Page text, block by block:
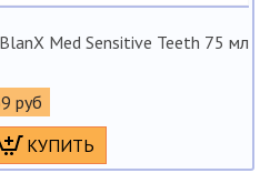
Med Sensitive Teeth 75 мл
руб